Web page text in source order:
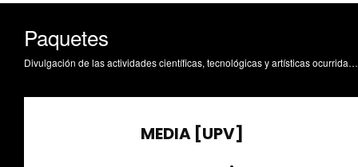
Paquetes
Divulgación de las actividades científicas, tecnológicas y artísticas ocurridas en los tres campus de la UPV